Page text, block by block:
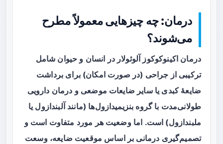
درمان: چه چیزهایی معمولاً مطرح
می‌شوند؟
درمان اکینوکوکوز آلوئولار در انسان و حیوان شامل
ترکیبی از جراحی (در صورت امکان) برای برداشت
ضایعهٔ کبدی یا سایر ضایعات موضعی و درمان دارویی
طولانی‌مدت با گروه بنزیمیدازول‌ها (مانند آلبندازول یا
ملبندازول) است. اما وضعیت هر مورد متفاوت است و
تصمیم‌گیری درمانی بر اساس موقعیت ضایعه، وسعت